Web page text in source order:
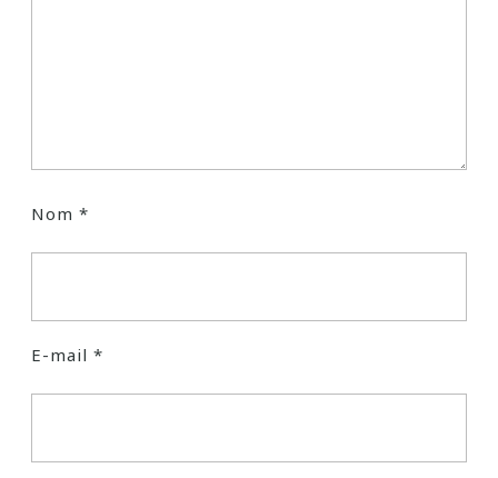
Nom *
E-mail *